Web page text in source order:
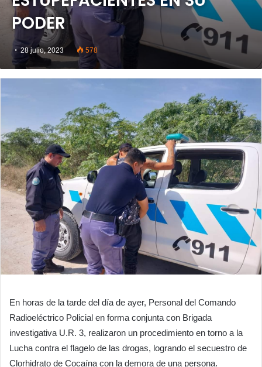
PODER
28 julio, 2023 578
En horas de la tarde del día de ayer, Personal del Comando
Radioeléctrico Policial en forma conjunta con Brigada
investigativa U.R. 3, realizaron un procedimiento en torno a la
Lucha contra el flagelo de las drogas, logrando el secuestro de
Clorhidrato de Cocaína con la demora de una persona.